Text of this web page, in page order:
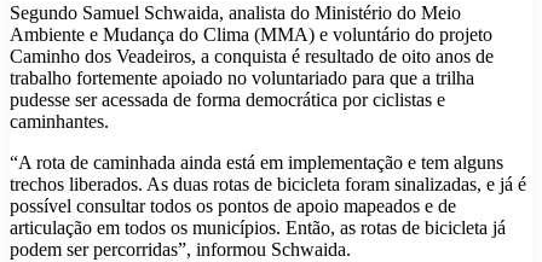
Segundo Samuel Schwaida, analista do Ministério do Meio
Ambiente e Mudança do Clima (MMA) e voluntário do projeto
Caminho dos Veadeiros, a conquista é resultado de oito anos de
trabalho fortemente apoiado no voluntariado para que a trilha
pudesse ser acessada de forma democrática por ciclistas e
caminhantes.
“A rota de caminhada ainda está em implementação e tem alguns
trechos liberados. As duas rotas de bicicleta foram sinalizadas, e já é
possível consultar todos os pontos de apoio mapeados e de
articulação em todos os municípios. Então, as rotas de bicicleta já
podem ser percorridas”, informou Schwaida.